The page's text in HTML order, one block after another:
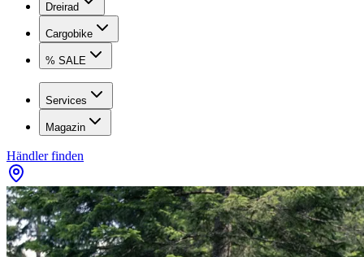
Dreirad
Cargobike
% SALE
Services
Magazin
Händler finden